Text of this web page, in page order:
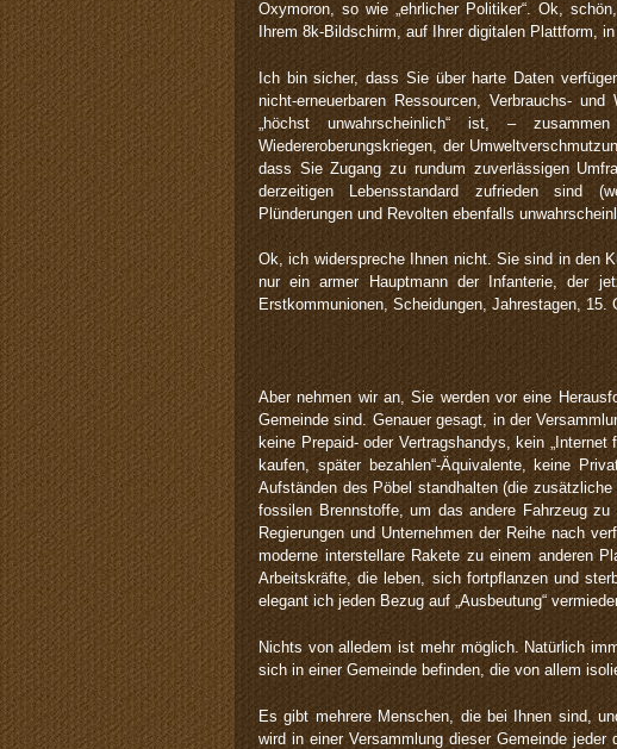
Oxymoron, so wie „ehrlicher Politiker“. Ok,
Ihrem 8k-Bildschirm, auf Ihrer digitalen Plattform,
Ich bin sicher, dass Sie über harte Daten
nicht-erneuerbaren Ressourcen, Verbrauchs-
„höchst unwahrscheinlich“ ist, –
Wiedereroberungskriegen, der
dass Sie Zugang zu rundum zuverlässigen
derzeitigen Lebensstandard zufrieden sind
Plünderungen und Revolten ebenfalls
Ok, ich widerspreche Ihnen nicht. Sie sind in den
nur ein armer Hauptmann der Infanterie, der
Erstkommunionen, Scheidungen, Jahrestagen,
Aber nehmen wir an, Sie werden vor eine
Gemeinde sind. Genauer gesagt, in der
keine Prepaid- oder Vertragshandys, kein
kaufen, später bezahlen“-Äquivalente, keine
Aufständen des Pöbel standhalten (die
fossilen Brennstoffe, um das andere Fahrzeug
Regierungen und Unternehmen der Reihe nach
moderne interstellare Rakete zu einem anderen
Arbeitskräfte, die leben, sich fortpflanzen und
elegant ich jeden Bezug auf „Ausbeutung“
Nichts von alledem ist mehr möglich. Natürlich
sich in einer Gemeinde befinden, die von allem
Es gibt mehrere Menschen, die bei Ihnen sind,
wird in einer Versammlung dieser Gemeinde